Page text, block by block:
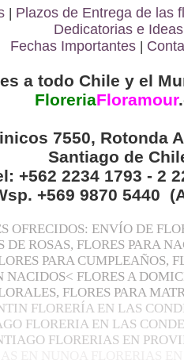
| Plazos de Entrega de las
Dedicatorias e Ideas
Fechas Importantes |
a todo Chile y el
FloreriaFloramour.
7550, Rotonda
Santiago de
+562 2234 1793 - 2
+569 9870 5440
OFRECIDOS: ENVÍO DE
DE ROSAS, FLORES PARA
PARA CUMPLEAÑOS,
NACIDOS< FLORES A
FLORES PARA
FLORERÍA EN LAS
FLORERIA EN LAS
FLORERIAS EN